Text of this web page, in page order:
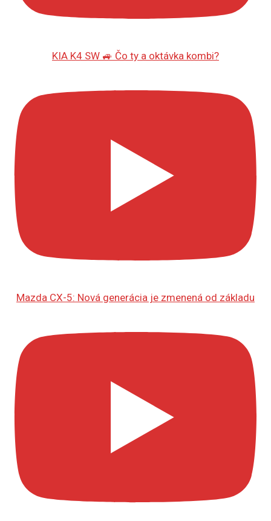
KIA K4 SW 🚙 Čo ty a oktávka kombi?
Mazda CX-5: Nová generácia je zmenená od základu